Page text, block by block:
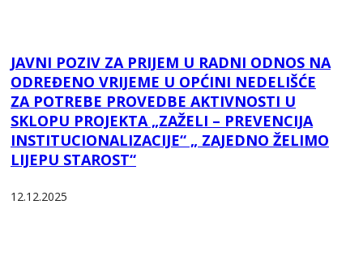
JAVNI POZIV ZA PRIJEM U RADNI ODNOS NA
ODREĐENO VRIJEME U OPĆINI NEDELIŠĆE
ZA POTREBE PROVEDBE AKTIVNOSTI U
SKLOPU PROJEKTA „ZAŽELI – PREVENCIJA
INSTITUCIONALIZACIJE“ „ ZAJEDNO ŽELIMO
LIJEPU STAROST“
12.12.2025